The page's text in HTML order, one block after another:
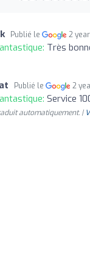
Publié le 2
Très
Publié le 2
Service
automatiquement. |